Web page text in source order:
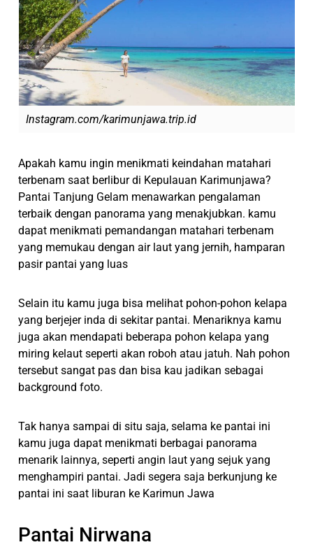
Instagram.com/karimunjawa.trip.id
Apakah kamu ingin menikmati keindahan matahari
terbenam saat berlibur di Kepulauan Karimunjawa?
Pantai Tanjung Gelam menawarkan pengalaman
terbaik dengan panorama yang menakjubkan. kamu
dapat menikmati pemandangan matahari terbenam
yang memukau dengan air laut yang jernih, hamparan
pasir pantai yang luas
Selain itu kamu juga bisa melihat pohon-pohon kelapa
yang berjejer inda di sekitar pantai. Menariknya kamu
juga akan mendapati beberapa pohon kelapa yang
miring kelaut seperti akan roboh atau jatuh. Nah pohon
tersebut sangat pas dan bisa kau jadikan sebagai
background foto.
Tak hanya sampai di situ saja, selama ke pantai ini
kamu juga dapat menikmati berbagai panorama
menarik lainnya, seperti angin laut yang sejuk yang
menghampiri pantai. Jadi segera saja berkunjung ke
pantai ini saat liburan ke Karimun Jawa
Pantai Nirwana